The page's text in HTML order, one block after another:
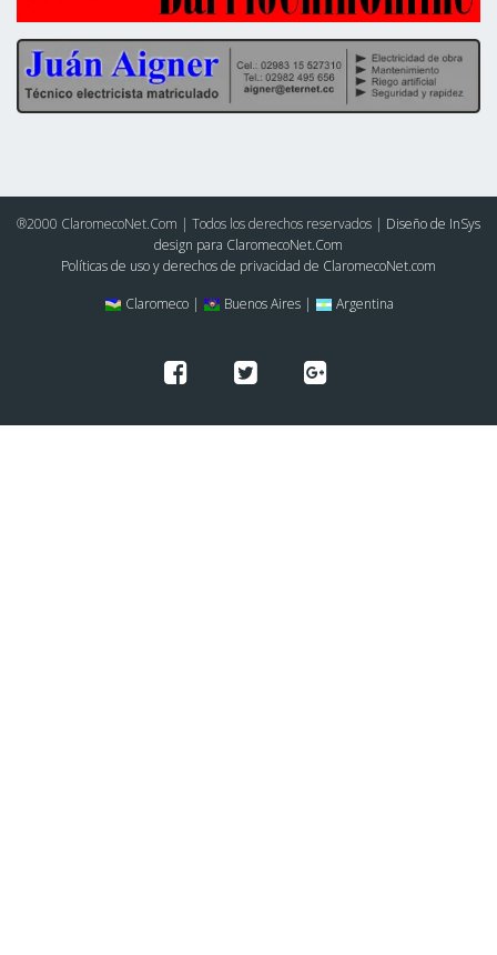
®2000 ClaromecoNet.Com | Todos los derechos reservados | Diseño de InSys
design para ClaromecoNet.Com
Políticas de uso y derechos de privacidad de ClaromecoNet.com
Claromeco |
Buenos Aires | Argentina